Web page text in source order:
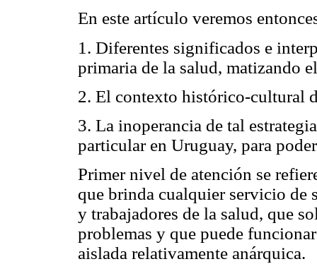
En este artículo veremos
1. Diferentes significados e
primaria de la salud, matizando
2. El contexto histórico-cultural
3. La inoperancia de tal
particular en Uruguay, para
Primer nivel de atención se
que brinda cualquier servicio de
y trabajadores de la salud, que
problemas y que puede
aislada relativamente anárquica.